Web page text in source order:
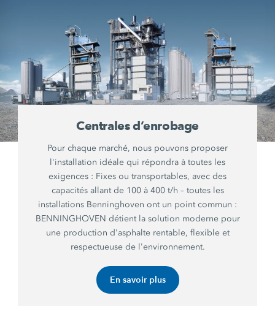
Centrales d’enrobage
Pour chaque marché, nous pouvons proposer
l'installation idéale qui répondra à toutes les
exigences : Fixes ou transportables, avec des
capacités allant de 100 à 400 t/h – toutes les
installations Benninghoven ont un point commun :
BENNINGHOVEN détient la solution moderne pour
une production d'asphalte rentable, flexible et
respectueuse de l'environnement.
En savoir plus